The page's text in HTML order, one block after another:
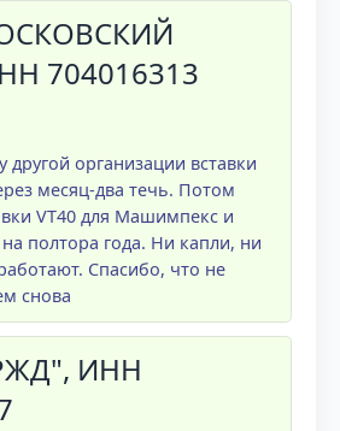
704016313
другой организации вставки
месяц-два течь. Потом
VT40 для Машимпекс и
полтора года. Ни капли, ни
Спасибо, что не
снова
ИНН